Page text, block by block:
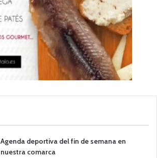
Agenda deportiva del fin de semana en
nuestra comarca